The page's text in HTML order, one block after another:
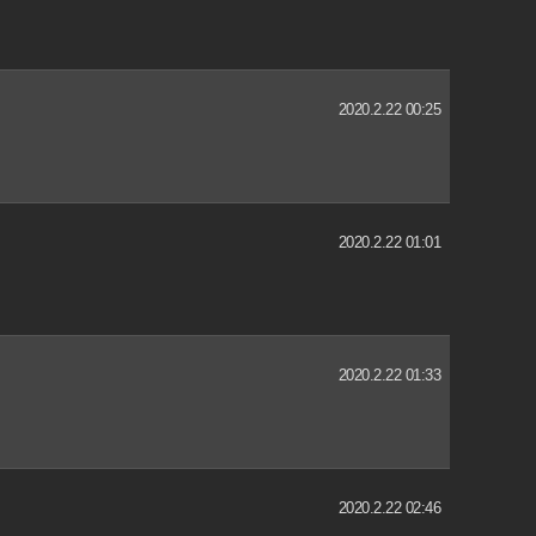
2020.2.22 00:25
2020.2.22 01:01
2020.2.22 01:33
2020.2.22 02:46